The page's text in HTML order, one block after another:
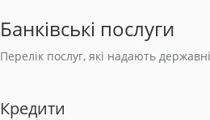
Банківські послуги
Перелік послуг, які надають
Кредити